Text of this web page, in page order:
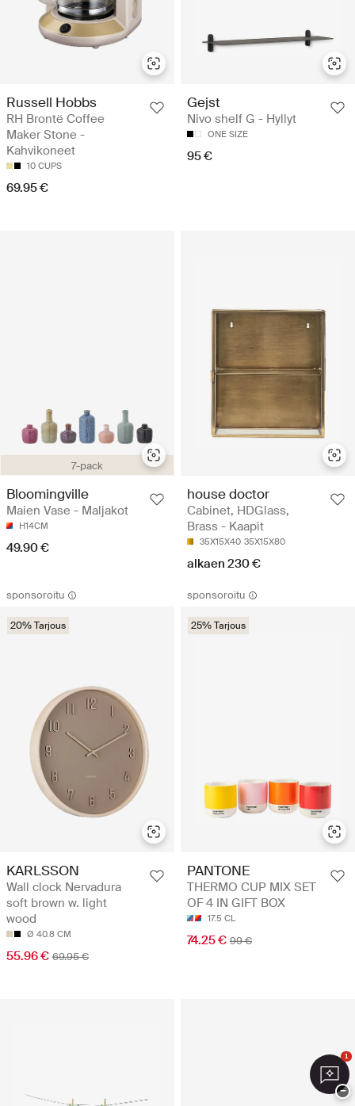
Russell Hobbs
RH Brontë Coffee
Maker Stone -
Kahvikoneet
10 CUPS
69.95 €
Gejst
Nivo shelf G - Hyllyt
ONE SIZE
95 €
7-pack
Bloomingville
Maien Vase - Maljakot
H14CM
49.90 €
house doctor
Cabinet, HDGlass,
Brass - Kaapit
35X15X40 35X15X80
alkaen 230 €
sponsoroitu
20% Tarjous
KARLSSON
Wall clock Nervadura
soft brown w. light
wood
Ø 40.8 CM
55.96 € 69.95 €
sponsoroitu
25% Tarjous
PANTONE
THERMO CUP MIX SET
OF 4 IN GIFT BOX
17.5 CL
74.25 € 99 €
1
−